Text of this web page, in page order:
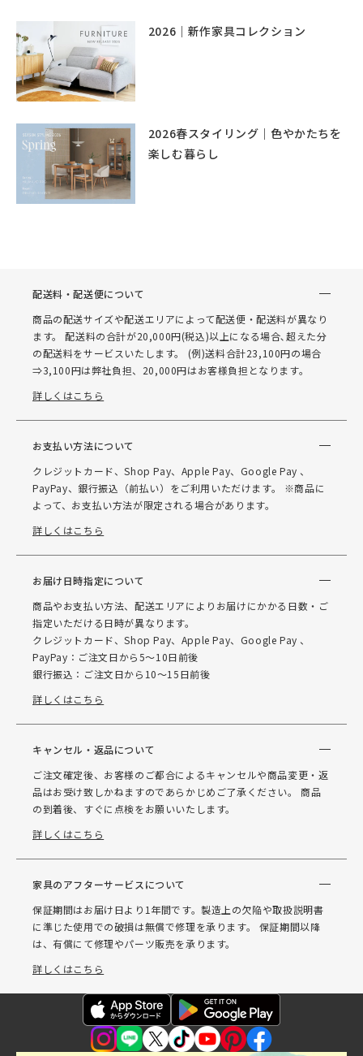
2026｜新作家具コレクション
2026春スタイリング｜色やかたちを
楽しむ暮らし
配送料・配送便について
商品の配送サイズや配送エリアによって配送便・配送料が異なり
ます。 配送料の合計が20,000円(税込)以上になる場合､超えた分
の配送料をサービスいたします。 (例)送料合計23,100円の場合
⇒3,100円は弊社負担、20,000円はお客様負担となります。
詳しくはこちら
お支払い方法について
クレジットカード、Shop Pay、Apple Pay、Google Pay 、
PayPay、銀行振込（前払い）をご利用いただけます。 ※商品に
よって、お支払い方法が限定される場合があります。
詳しくはこちら
お届け日時指定について
商品やお支払い方法、配送エリアによりお届けにかかる日数・ご
指定いただける日時が異なります。
クレジットカード、Shop Pay、Apple Pay、Google Pay 、
PayPay：ご注文日から5～10日前後
銀行振込：ご注文日から10～15日前後
詳しくはこちら
キャンセル・返品について
ご注文確定後、お客様のご都合によるキャンセルや商品変更・返
品はお受け致しかねますのであらかじめご了承ください。 商品
の到着後、すぐに点検をお願いいたします。
詳しくはこちら
家具のアフターサービスについて
保証期間はお届け日より1年間です。製造上の欠陥や取扱説明書
に準じた使用での破損は無償で修理を承ります。 保証期間以降
は、有償にて修理やパーツ販売を承ります。
詳しくはこちら